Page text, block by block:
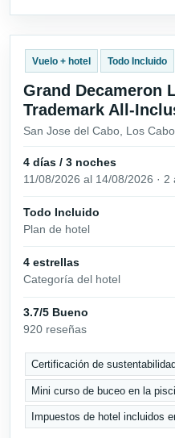
Vuelo + hotel Todo Incluido
Grand Decameron
Trademark All-
San Jose del Cabo, Los
4 días / 3 noches
11/08/2026 al 14/08/2026 · 2
Todo Incluido
Plan de hotel
4 estrellas
Categoría del hotel
3.7/5 Bueno
920 reseñas
Certificación de
Mini curso de buceo en la
Impuestos de hotel incluidos